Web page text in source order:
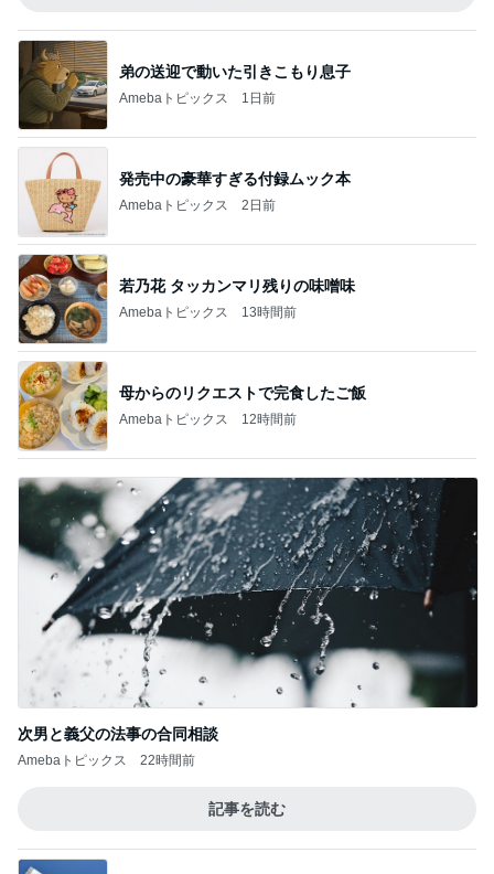
弟の送迎で動いた引きこもり息子
Amebaトピックス 1日前
発売中の豪華すぎる付録ムック本
Amebaトピックス 2日前
若乃花 タッカンマリ残りの味噌味
Amebaトピックス 13時間前
母からのリクエストで完食したご飯
Amebaトピックス 12時間前
次男と義父の法事の合同相談
Amebaトピックス 22時間前
記事を読む